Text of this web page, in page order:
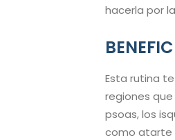
hacerla por
Esta rutina
regiones
psoas, los
como atarte